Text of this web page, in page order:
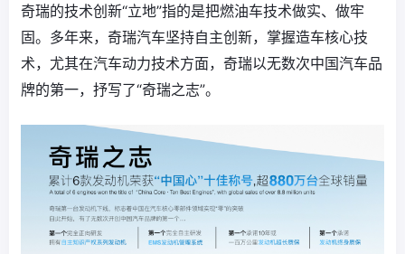
奇瑞的技术创新“立地”指的是把燃油车技术做实、做牢
固。多年来，奇瑞汽车坚持自主创新，掌握造车核心技
术，尤其在汽车动力技术方面，奇瑞以无数次中国汽车品
牌的第一，抒写了“奇瑞之志”。